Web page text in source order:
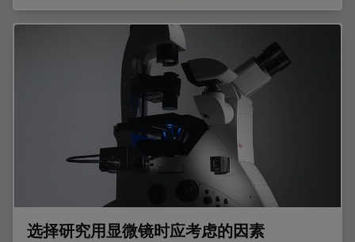
选择研究用显微镜时应考虑的因素